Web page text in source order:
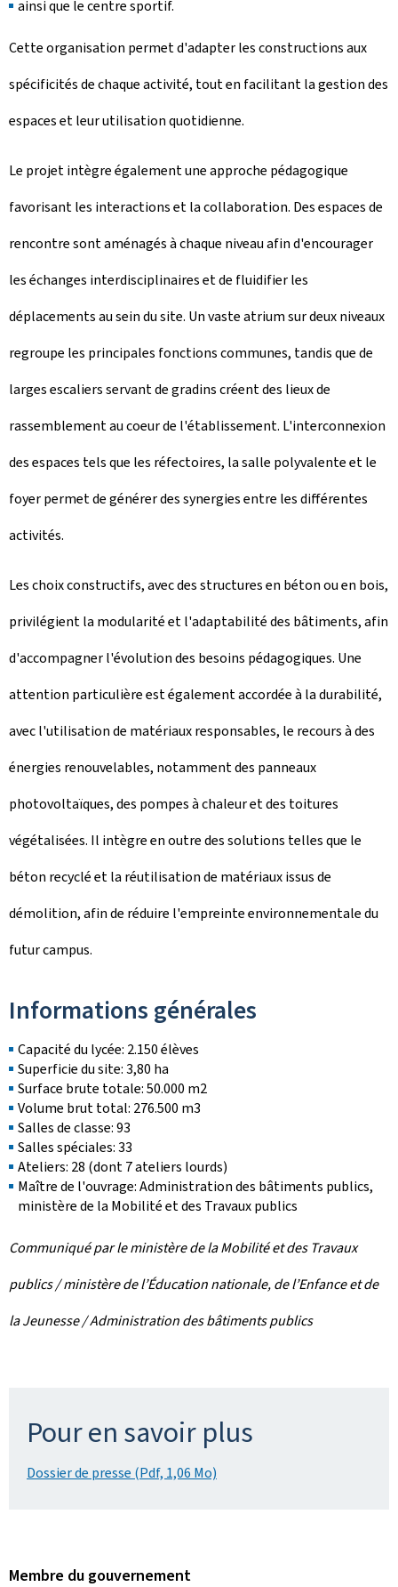
ainsi que le centre sportif.
Cette organisation permet d'adapter les constructions aux
spécificités de chaque activité, tout en facilitant la gestion des
espaces et leur utilisation quotidienne.
Le projet intègre également une approche pédagogique
favorisant les interactions et la collaboration. Des espaces de
rencontre sont aménagés à chaque niveau afin d'encourager
les échanges interdisciplinaires et de fluidifier les
déplacements au sein du site. Un vaste atrium sur deux niveaux
regroupe les principales fonctions communes, tandis que de
larges escaliers servant de gradins créent des lieux de
rassemblement au coeur de l'établissement. L'interconnexion
des espaces tels que les réfectoires, la salle polyvalente et le
foyer permet de générer des synergies entre les différentes
activités.
Les choix constructifs, avec des structures en béton ou en bois,
privilégient la modularité et l'adaptabilité des bâtiments, afin
d'accompagner l'évolution des besoins pédagogiques. Une
attention particulière est également accordée à la durabilité,
avec l'utilisation de matériaux responsables, le recours à des
énergies renouvelables, notamment des panneaux
photovoltaïques, des pompes à chaleur et des toitures
végétalisées. Il intègre en outre des solutions telles que le
béton recyclé et la réutilisation de matériaux issus de
démolition, afin de réduire l'empreinte environnementale du
futur campus.
Informations générales
Capacité du lycée: 2.150 élèves
Superficie du site: 3,80 ha
Surface brute totale: 50.000 m2
Volume brut total: 276.500 m3
Salles de classe: 93
Salles spéciales: 33
Ateliers: 28 (dont 7 ateliers lourds)
Maître de l'ouvrage: Administration des bâtiments publics,
ministère de la Mobilité et des Travaux publics
Communiqué par le ministère de la Mobilité et des Travaux
publics / ministère de l’Éducation nationale, de l’Enfance et de
la Jeunesse / Administration des bâtiments publics
Pour en savoir plus
Dossier de presse (Pdf, 1,06 Mo)
Membre du gouvernement